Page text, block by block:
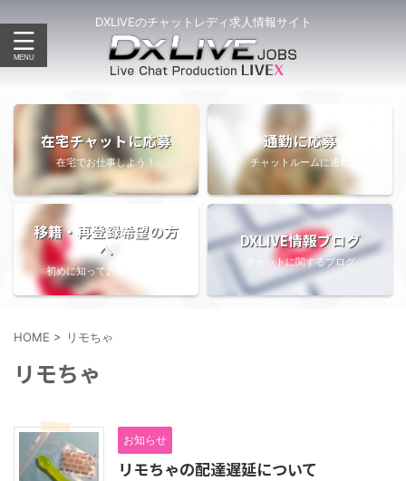
DXLIVEのチャットレディ求人情報サイト
在宅チャットに応募
在宅でお仕事しよう！
通勤に応募
チャットルームに通勤
移籍・再登録希望の方
へ
初めに知っておきたい情報
DXLIVE情報ブログ
チャットに関するブログ
HOME > リモちゃ
リモちゃ
お知らせ
リモちゃの配達遅延について